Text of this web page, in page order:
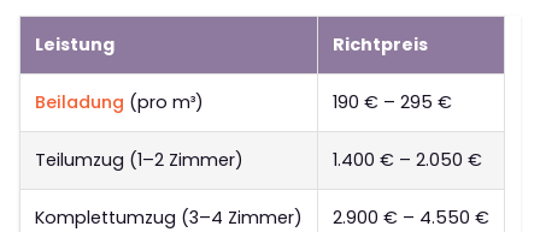
Leistung Richtpreis
Beiladung (pro m³) 190 € – 295 €
Teilumzug (1–2 Zimmer) 1.400 € – 2.050 €
Komplettumzug (3–4 Zimmer) 2.900 € – 4.550 €